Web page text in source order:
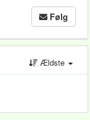
Følg
Ældste